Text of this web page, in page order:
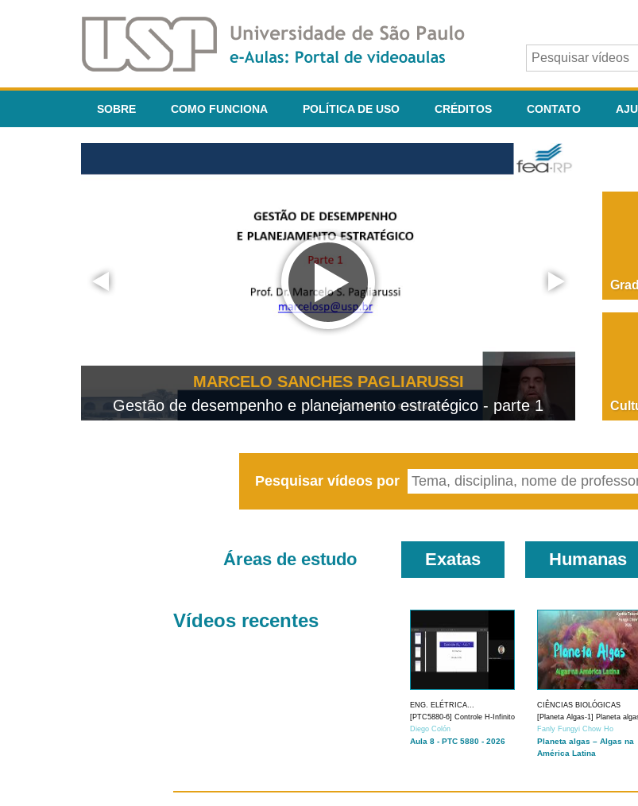
SOBRE COMO FUNCIONA POLÍTICA DE USO CRÉDITOS CONTATO
MARCELO SANCHES PAGLIARUSSI
Gestão de desempenho e planejamento estratégico - parte 1
Pesquisar vídeos por
Áreas de estudo Exatas Humanas
Vídeos recentes
ENG. ELÉTRICA...
[PTC5880-6] Controle H-Infinito
Diego Colón
Aula 8 - PTC 5880 - 2026
CIÊNCIAS BIOLÓGICAS
[Planeta Algas-1] Planeta
Fanly Fungyi Chow Ho
Planeta algas – Algas na
América Latina